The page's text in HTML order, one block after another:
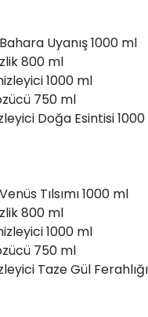
Uyanış 1000 ml
800 ml
1000 ml
750 ml
Doğa Esintisi
Tılsımı 1000 ml
800 ml
1000 ml
750 ml
Taze Gül